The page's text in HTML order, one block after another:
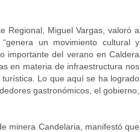
Regional, Miguel Vargas, valoró a
un movimiento cultural y
importante del verano en Caldera
en materia de infraestructura nos
Lo que aquí se ha logrado
gastronómicos, el gobierno,
minera Candelaria, manifestó que